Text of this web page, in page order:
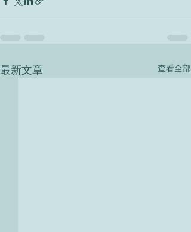
最新文章 查看全部